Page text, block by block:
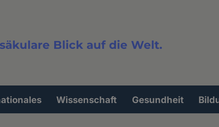
Blick auf die Welt.
Wissenschaft Gesundheit